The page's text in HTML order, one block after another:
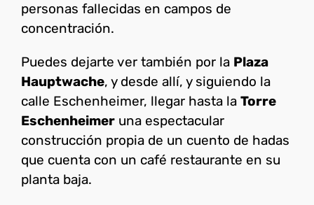
personas fallecidas en campos de
concentración.
Puedes dejarte ver también por la Plaza
Hauptwache, y desde allí, y siguiendo la
calle Eschenheimer, llegar hasta la Torre
Eschenheimer una espectacular
construcción propia de un cuento de hadas
que cuenta con un café restaurante en su
planta baja.